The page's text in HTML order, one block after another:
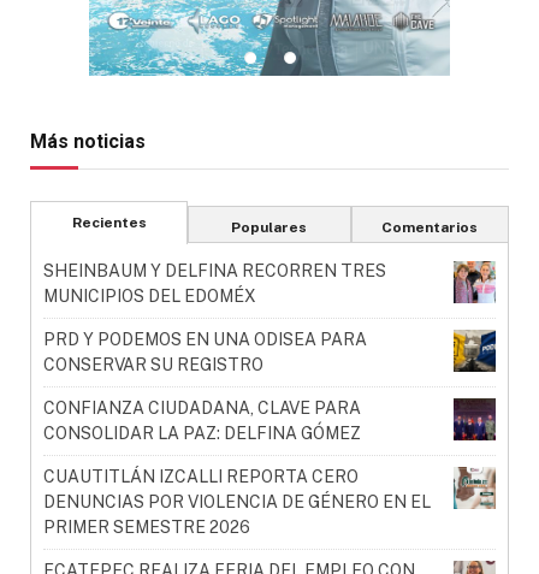
Más noticias
Recientes Populares Comentarios
SHEINBAUM Y DELFINA RECORREN TRES
MUNICIPIOS DEL EDOMÉX
PRD Y PODEMOS EN UNA ODISEA PARA
CONSERVAR SU REGISTRO
CONFIANZA CIUDADANA, CLAVE PARA
CONSOLIDAR LA PAZ: DELFINA GÓMEZ
CUAUTITLÁN IZCALLI REPORTA CERO
DENUNCIAS POR VIOLENCIA DE GÉNERO EN EL
PRIMER SEMESTRE 2026
ECATEPEC REALIZA FERIA DEL EMPLEO CON